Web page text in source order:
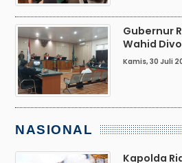
Gubernur
Wahid
Kamis, 30 Juli
NASIONAL
Kapolda